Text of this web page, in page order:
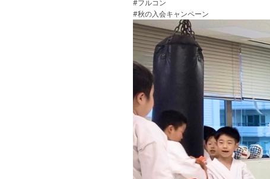
#フルコン
#秋の入会キャンペーン